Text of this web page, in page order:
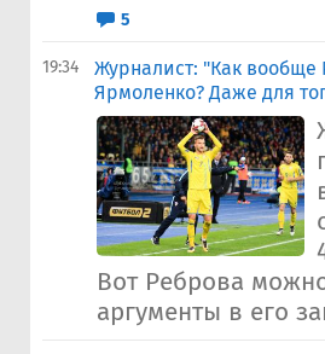
5
19:34
Журналист: "Как вообще
Ярмоленко? Даже для
Вот Реброва
аргументы в его